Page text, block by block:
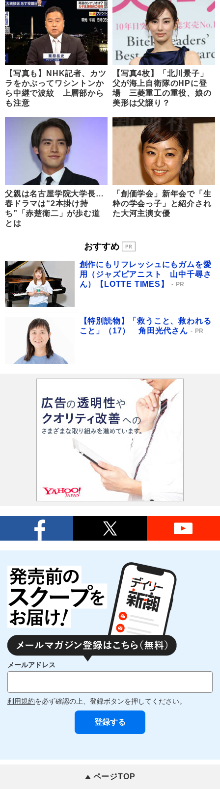
【写真も】NHK記者、カツ
ラをかぶってワシントンか
ら中継で波紋 上層部から
も注意
【写真4枚】「北川景子」
父が海上自衛隊のHPに登
場 三菱重工の重役、娘の
美形は父譲り？
父親は名古屋学院大学長…
春ドラマは“2本掛け持
ち”「赤楚衛二」が歩む道
とは
「創価学会」新年会で「生
粋の学会っ子」と紹介され
た大河主演女優
おすすめ
創作にもリフレッシュにもガムを愛
用（ジャズピアニスト 山中千尋さ
ん）【LOTTE TIMES】
PR
【特別読物】「救うこと、救われる
こと」（17） 角田光代さん
PR
メールアドレス
利用規約を必ず確認の上、登録ボタンを押してください。
ページTOP